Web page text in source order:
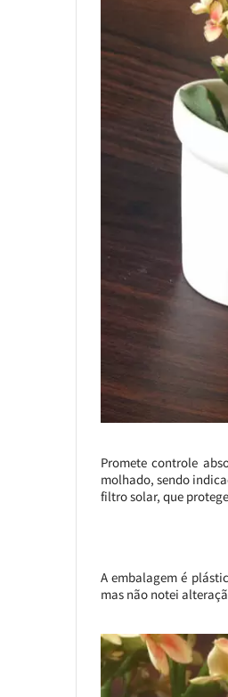
Promete controle
molhado, sendo
filtro solar, que
A embalagem é
mas não notei